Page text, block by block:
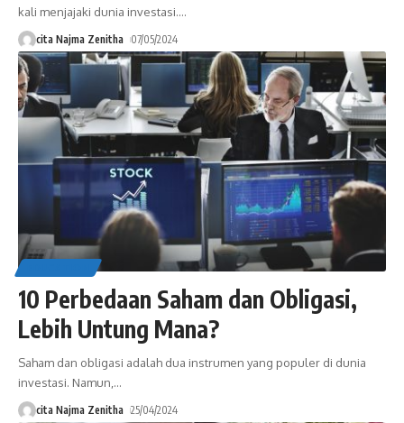
kali menjajaki dunia investasi.…
cita Najma Zenitha 07/05/2024
10 Perbedaan Saham dan Obligasi,
Lebih Untung Mana?
Saham dan obligasi adalah dua instrumen yang populer di dunia
investasi. Namun,…
cita Najma Zenitha 25/04/2024